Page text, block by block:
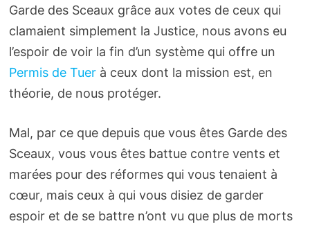
Garde des Sceaux grâce aux votes de ceux qui
clamaient simplement la Justice, nous avons eu
l’espoir de voir la fin d’un système qui offre un
Permis de Tuerà ceux dont la mission est, en
théorie, de nous protéger.
Mal, par ce que depuis que vous êtes Garde des
Sceaux, vous vous êtes battue contre vents et
marées pour des réformes qui vous tenaient à
cœur, mais ceux à qui vous disiez de garder
espoir et de se battre n’ont vu que plus de morts